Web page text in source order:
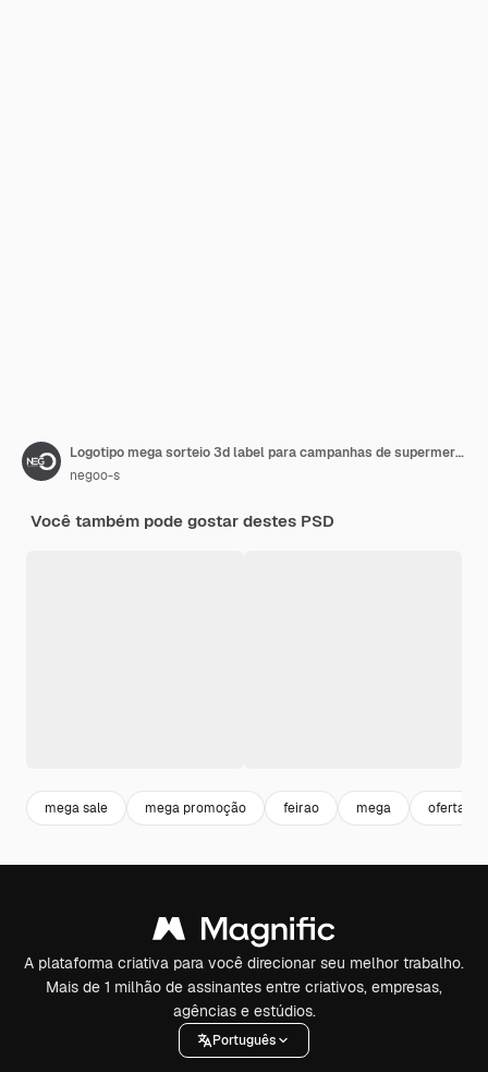
Logotipo mega sorteio 3d label para campanhas de supermercado mega sorteio no brasil
negoo-s
Você também pode gostar destes PSD
mega sale mega promoção feirao mega oferta
A plataforma criativa para você direcionar seu melhor trabalho.
Mais de 1 milhão de assinantes entre criativos, empresas,
agências e estúdios.
Português